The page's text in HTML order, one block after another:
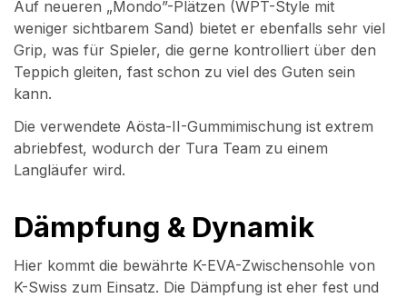
Auf neueren „Mondo”-Plätzen (WPT-Style mit
weniger sichtbarem Sand) bietet er ebenfalls sehr viel
Grip, was für Spieler, die gerne kontrolliert über den
Teppich gleiten, fast schon zu viel des Guten sein
kann.
Die verwendete Aösta-II-Gummimischung ist extrem
abriebfest, wodurch der Tura Team zu einem
Langläufer wird.
Dämpfung & Dynamik
Hier kommt die bewährte K-EVA-Zwischensohle von
K-Swiss zum Einsatz. Die Dämpfung ist eher fest und